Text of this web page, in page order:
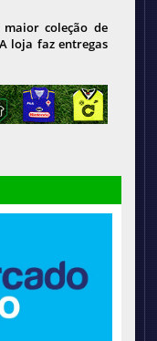
maior coleção de
loja faz entregas